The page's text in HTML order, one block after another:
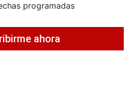
programadas
ahora